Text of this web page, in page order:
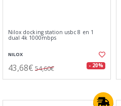
Nilox docking station usbc 8 en 1
dual 4k 1000mbps
NILOX
43,68€ 54,60€ - 20%